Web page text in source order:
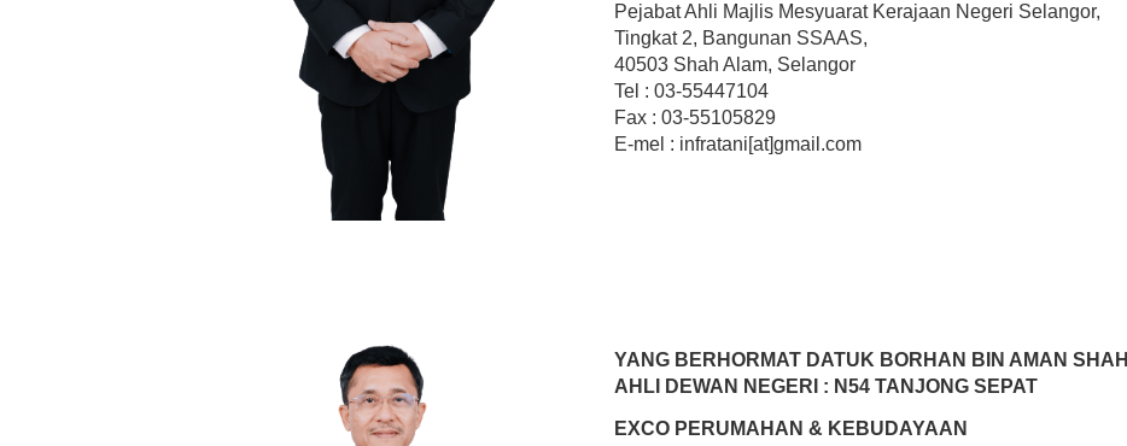
Pejabat Ahli Majlis Mesyuarat Kerajaan Negeri Selangor,
Tingkat 2, Bangunan SSAAS,
40503 Shah Alam, Selangor
Tel : 03-55447104
Fax : 03-55105829
E-mel : infratani[at]gmail.com
YANG BERHORMAT DATUK BORHAN BIN AMAN SHAH
AHLI DEWAN NEGERI : N54 TANJONG SEPAT
EXCO PERUMAHAN & KEBUDAYAAN